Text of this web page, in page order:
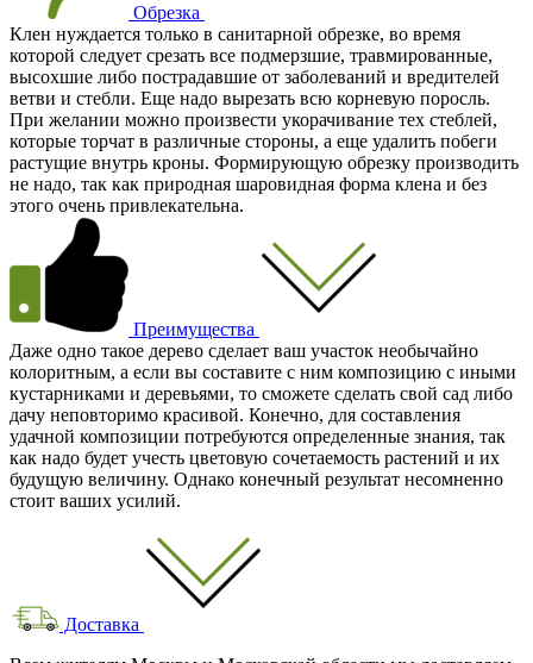
Обрезка
Клен нуждается только в санитарной обрезке, во время
которой следует срезать все подмерзшие, травмированные,
высохшие либо пострадавшие от заболеваний и вредителей
ветви и стебли. Еще надо вырезать всю корневую поросль.
При желании можно произвести укорачивание тех стеблей,
которые торчат в различные стороны, а еще удалить побеги
растущие внутрь кроны. Формирующую обрезку производить
не надо, так как природная шаровидная форма клена и без
этого очень привлекательна.
Преимущества
Даже одно такое дерево сделает ваш участок необычайно
колоритным, а если вы составите с ним композицию с иными
кустарниками и деревьями, то сможете сделать свой сад либо
дачу неповторимо красивой. Конечно, для составления
удачной композиции потребуются определенные знания, так
как надо будет учесть цветовую сочетаемость растений и их
будущую величину. Однако конечный результат несомненно
стоит ваших усилий.
Доставка